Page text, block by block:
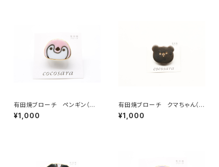
有田焼ブローチ ペンギン（ピ
ンク）
¥1,000
有田焼ブローチ クマちゃん（ク
ロ）
¥1,000